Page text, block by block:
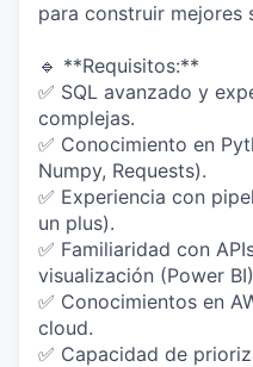
para construir mejores
🔹 **Requisitos:**
✅ SQL avanzado y
complejas.
✅ Conocimiento en
Numpy, Requests).
✅ Experiencia con
un plus).
✅ Familiaridad con
visualización (Power
✅ Conocimientos en
cloud.
✅ Capacidad de